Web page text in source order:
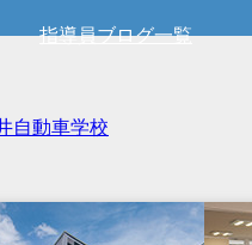
指導員ブログ一覧